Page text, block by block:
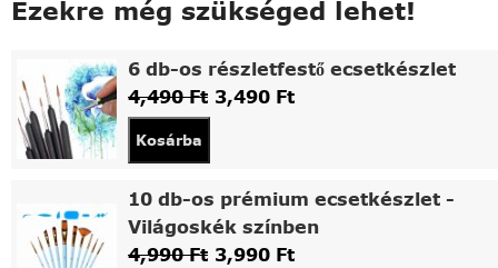
Ezekre még szükséged lehet!
6 db-os részletfestő ecsetkészlet
4,490Ft 3,490 Ft
Kosárba
10 db-os prémium ecsetkészlet -
Világoskék színben
4,990Ft 3,990 Ft